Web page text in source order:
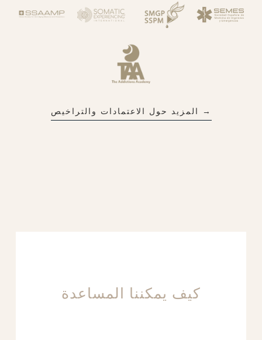
→ المزيد حول الاعتمادات والتراخيص
كيف يمكننا المساعدة